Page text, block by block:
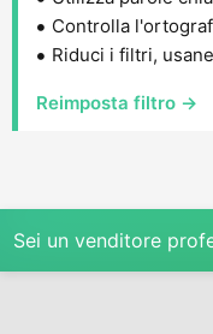
Controlla
Riduci i filtri,
Reimposta filtro →
Sei un venditore